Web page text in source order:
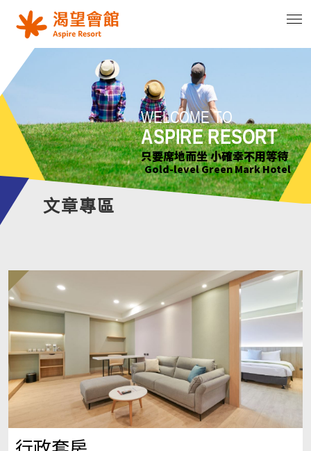
WELCOME TO
ASPIRE RESORT
花正開 樹輕曳 你聽見了嗎?
Gold-level Green Mark Hotel
WELCOME TO
ASPIRE RESORT
只要席地而坐 小確幸不用等待
Gold-level Green Mark Hotel
WELCOME TO
ASPIRE RESORT
綠意萌動迎朝曦
Gold-level Green Mark Hotel
WELCOME TO
ASPIRE RESORT
花正開 樹輕曳 你聽見了嗎?
Gold-level Green Mark Hotel
文章專區